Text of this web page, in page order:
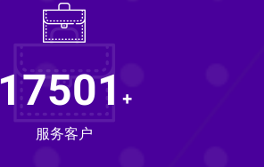
17501 +
服务客户